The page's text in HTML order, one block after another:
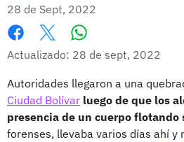
28 de Sept, 2022
Facebook
X
Actualizado: 28 de sept, 2022
Autoridades llegaron a una
Ciudad Bolívar luego de que los
presencia de un cuerpo flotando
forenses, llevaba varios días ahí y